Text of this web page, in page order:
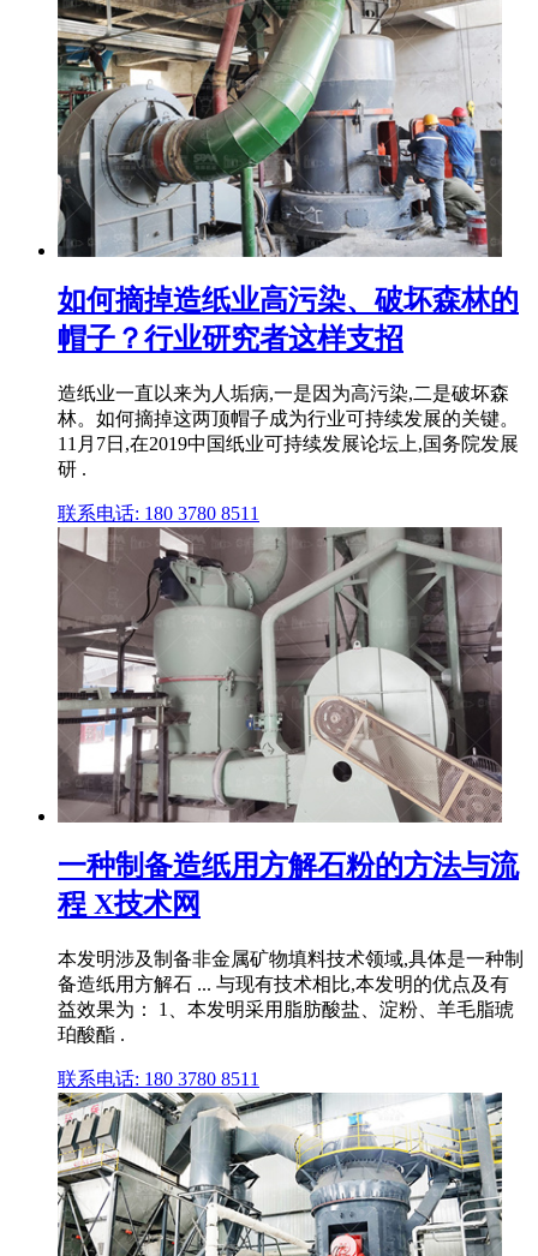
如何摘掉造纸业高污染、破坏森林的
帽子？行业研究者这样支招
造纸业一直以来为人垢病,一是因为高污染,二是破坏森
林。如何摘掉这两顶帽子成为行业可持续发展的关键。
11月7日,在2019中国纸业可持续发展论坛上,国务院发展
研 .
联系电话: 180 3780 8511
一种制备造纸用方解石粉的方法与流
程 X技术网
本发明涉及制备非金属矿物填料技术领域,具体是一种制
备造纸用方解石 ... 与现有技术相比,本发明的优点及有
益效果为： 1、本发明采用脂肪酸盐、淀粉、羊毛脂琥
珀酸酯 .
联系电话: 180 3780 8511